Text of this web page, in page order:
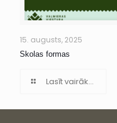
15. augusts, 2025
Skolas formas
Lasīt vairāk...